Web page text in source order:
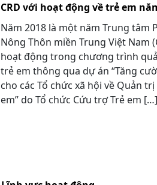
CRD với hoạt động về trẻ em
Năm 2018 là một năm Trung tâm
Nông Thôn miền Trung Việt Nam
hoạt động trong chương trình
trẻ em thông qua dự án “Tăng
cho các Tổ chức xã hội về Quản
em” do Tổ chức Cứu trợ Trẻ em […]